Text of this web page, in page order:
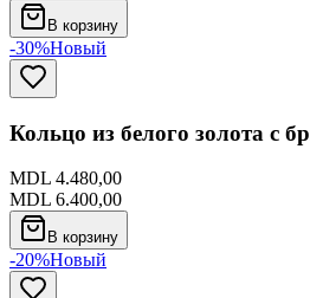
В корзину
-30%Новый
Кольцо из белого золота с
MDL 4.480,00
MDL 6.400,00
В корзину
-20%Новый